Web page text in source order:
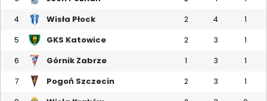
4 Wisła Płock 2 4 1
5 GKS Katowice 2 3 1
6 Górnik Zabrze 1 3 1
7 Pogoń Szczecin 2 3 1